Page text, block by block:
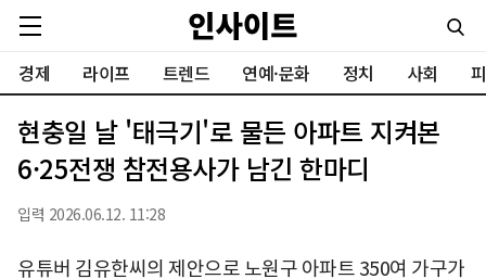
경제 라이프 트렌드 연예·문화 정치 사회
현충일 날 '태극기'로 물든 아파트 지켜본
6·25전쟁 참전용사가 남긴 한마디
입력 2026.06.12. 11:28
유튜버 김유한씨의 제안으로 노원구 아파트 350여 가구가